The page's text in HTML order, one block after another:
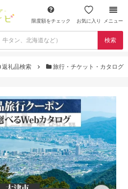
限度額をチェック お気に入り メニュー
検索
返礼品検索 旅行・チケット・カタログ